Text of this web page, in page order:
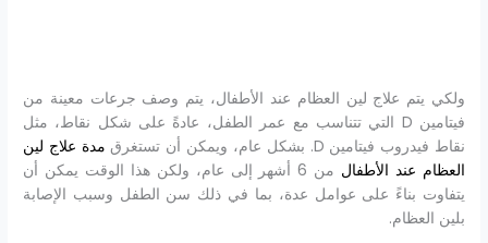
ولكي يتم علاج لين العظام عند الأطفال، يتم وصف جرعات معينة من
فيتامين D التي تتناسب مع عمر الطفل، عادةً على شكل نقاط، مثل
نقاط فيدروب فيتامين D. بشكل عام، ويمكن أن تستغرق
مدة علاج لين
العظام عند الأطفال
من 6 أشهر إلى عام، ولكن هذا الوقت يمكن أن
يتفاوت بناءً على عوامل عدة، بما في ذلك سن الطفل وسبب الإصابة
بلين العظام.